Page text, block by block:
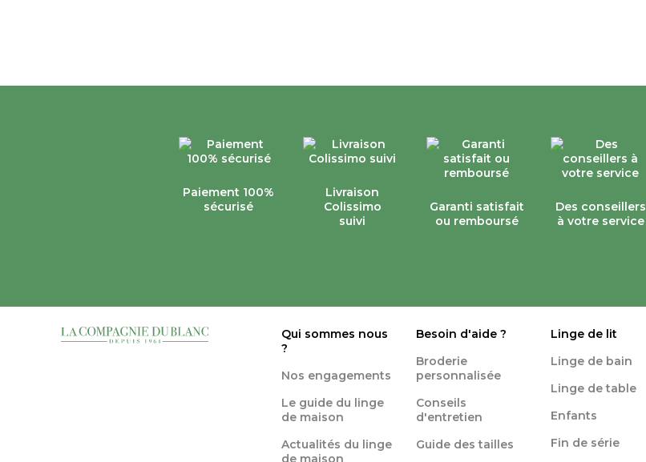
Paiement 100%
sécurisé
Livraison
Colissimo
suivi
Garanti satisfait
ou remboursé
Des conseillers
à votre service
Qui sommes nous
?
Nos engagements
Le guide du linge
de maison
Actualités du linge
de maison
Besoin d'aide ?
Broderie
personnalisée
Conseils
d'entretien
Guide des tailles
Linge de lit
Linge de bain
Linge de table
Enfants
Fin de série